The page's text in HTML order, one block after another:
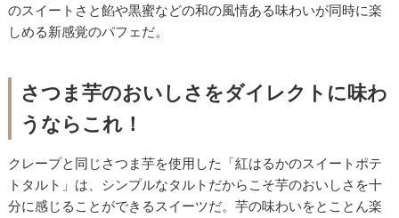
のスイートさと餡や黒蜜などの和の風情ある味わいが同時に楽
しめる新感覚のパフェだ。
さつま芋のおいしさをダイレクトに味わ
うならこれ！
クレープと同じさつま芋を使用した「紅はるかのスイートポテ
トタルト」は、シンプルなタルトだからこそ芋のおいしさを十
分に感じることができるスイーツだ。芋の味わいをとことん楽